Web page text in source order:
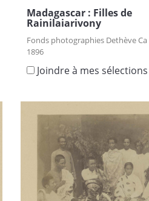
Madagascar : Filles de
Rainilaiarivony
Fonds photographies Dethève Ca
1896
Joindre à mes sélections